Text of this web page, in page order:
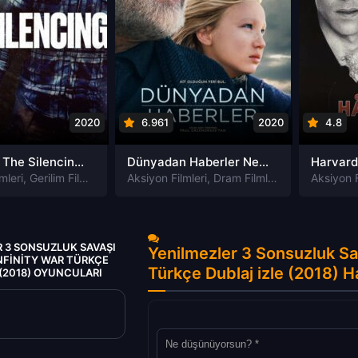
2020
Susturma The Silencing izle
, Gerilim Filmleri Gizem Filmleri,Suç Filmleri
6.961 2020
Dünyadan Haberler News of the World izle
Aksiyon Filmleri, Dram Filmleri Macera
4.8
Aksiyon
3 SONSUZLUK SAVAŞI
WAR TÜRKÇE
OYUNCULARI
Yenilmezler 3 Sonsuzluk
Türkçe Dublaj izle (2018)